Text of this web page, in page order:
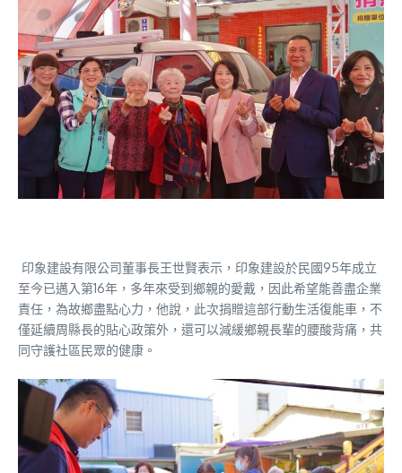
印象建設有限公司董事長王世賢表示，印象建設於民國95年成立
至今已邁入第16年，多年來受到鄉親的愛戴，因此希望能善盡企業
責任，為故鄉盡點心力，他說，此次捐贈這部行動生活復能車，不
僅延續周縣長的貼心政策外，還可以減緩鄉親長輩的腰酸背痛，共
同守護社區民眾的健康。